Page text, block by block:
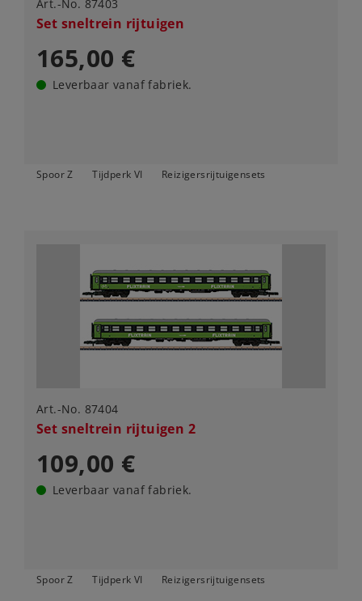
Art.-No. 87403
Set sneltrein rijtuigen
165,00 €
Leverbaar vanaf fabriek.
Spoor Z Tijdperk VI Reizigersrijtuigensets
Art.-No. 87404
Set sneltrein rijtuigen 2
109,00 €
Leverbaar vanaf fabriek.
Spoor Z Tijdperk VI Reizigersrijtuigensets